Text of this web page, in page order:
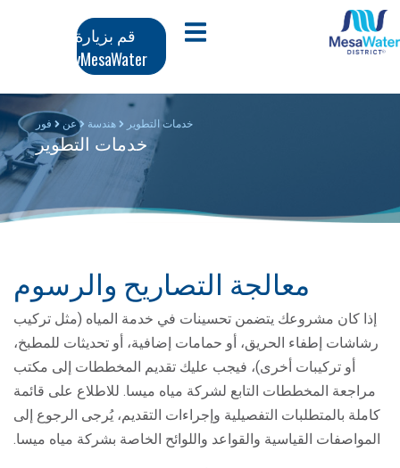
افتح قائمة الجوالقم بزيارة
MyMesaWater
فور عن هندسة خدمات التطوير
خدمات التطوير
معالجة التصاريح والرسوم
إذا كان مشروعك يتضمن تحسينات في خدمة المياه (مثل تركيب
رشاشات إطفاء الحريق، أو حمامات إضافية، أو تحديثات للمطبخ،
أو تركيبات أخرى)، فيجب عليك تقديم المخططات إلى مكتب
مراجعة المخططات التابع لشركة مياه ميسا. للاطلاع على قائمة
كاملة بالمتطلبات التفصيلية وإجراءات التقديم، يُرجى الرجوع إلى
المواصفات القياسية والقواعد واللوائح الخاصة بشركة مياه ميسا.